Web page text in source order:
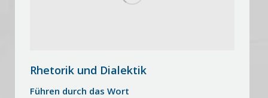
Rhetorik und Dialektik
Führen durch das Wort